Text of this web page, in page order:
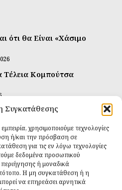
Συγκατάθεσης
χρησιμοποιούμε τεχνολογίες
ή/και την πρόσβαση σε
για τις εν λόγω τεχνολογίες
δεδομένα προσωπικού
ή μοναδικά
Η μη συγκατάθεση ή η
να επηρεάσει αρνητικά
ότι θα Είναι «Χάσιμο
Τέλεια Κομπούτσα
επεξεργασμένα